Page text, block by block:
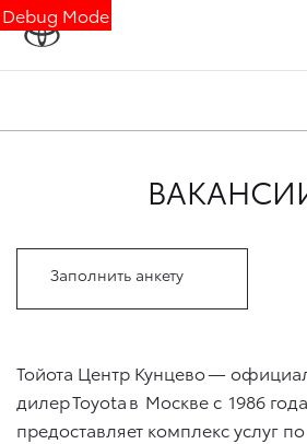
Debug Mode
Заполнить анкету
Тойота Центр Кунцево —
дилер Toyota в Москве с 1986
предоставляет комплекс услуг